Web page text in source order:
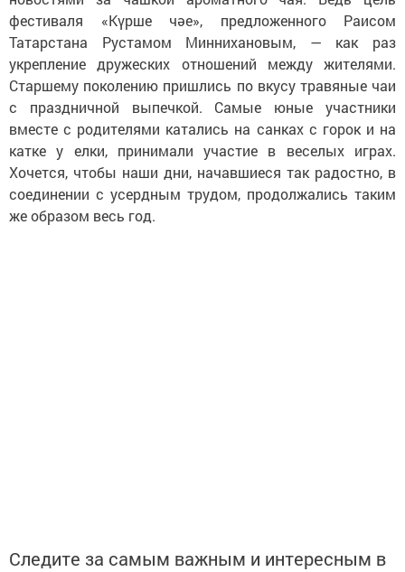
фестиваля «Күрше чәе», предложенного Раисом
Татарстана Рустамом Миннихановым, — как раз
укрепление дружеских отношений между жителями.
Старшему поколению пришлись по вкусу травяные чаи
с праздничной выпечкой. Самые юные участники
вместе с родителями катались на санках с горок и на
катке у елки, принимали участие в веселых играх.
Хочется, чтобы наши дни, начавшиеся так радостно, в
соединении с усердным трудом, продолжались таким
же образом весь год.
Следите за самым важным и интересным в